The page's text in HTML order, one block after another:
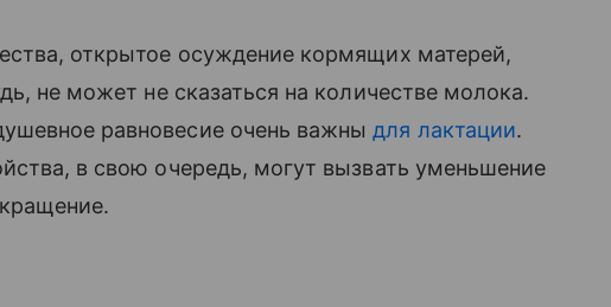
открытое осуждение кормящих матерей,
не может не сказаться на количестве молока.
равновесие очень важныдля лактации.
в свою очередь, могут вызвать уменьшение